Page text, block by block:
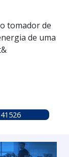
tomador de
de uma